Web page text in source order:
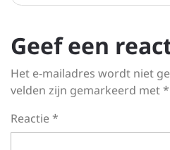
Geef een
Het e-mailadres wordt niet
velden zijn gemarkeerd met*
Reactie*